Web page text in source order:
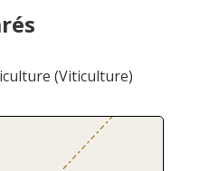
(Viticulture)